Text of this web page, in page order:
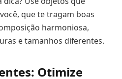
que te tragam boas
harmoniosa,
e tamanhos diferentes.
Otimize